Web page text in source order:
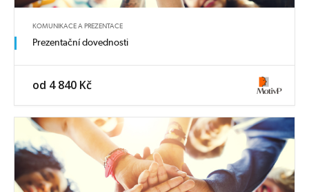
KOMUNIKACE A PREZENTACE
Prezentační dovednosti
od 4 840 Kč